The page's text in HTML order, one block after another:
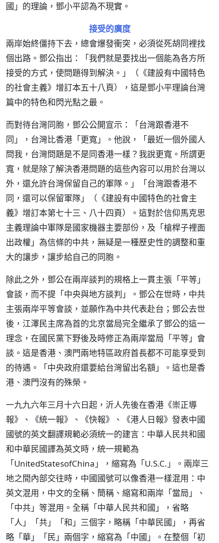
國」的理論，鄧小平認為不現實。
接受的廣度
兩岸始終僵持下去，總會爆發衝突，必須從死胡同裡找
個出路。鄧公指出：「我們就是要找出一個能為各方所
接受的方式，使問題得到解決。」（《建設有中國特色
的社會主義》增訂本五十八頁），這是鄧小平理論台灣
篇中的特色和閃光點之最。
而對待台灣同胞，鄧公公開宣示：「台灣跟香港不
同」，台灣比香港「更寬」。他說，「最近一個外國人
問我，台灣問題是不是同香港一樣？我說更寬。所謂更
寬，就是除了解決香港問題的這些內容可以用於台灣以
外，還允許台灣保留自己的軍隊。」「台灣跟香港不
同，還可以保留軍隊」（《建設有中國特色的社會主
義》增訂本第七十三、八十四頁）。這對於信仰馬克思
主義理論中軍隊是國家機器主要部份，及「槍桿子裡面
出政權」為信條的中共，無疑是一種歷史性的調整和重
大的讓步，讓步給自己的同胞。
除此之外，鄧公在兩岸談判的規格上一貫主張「平等」
會談，而不提「中央與地方談判」。鄧公在世時，中共
主張兩岸平等會談，並願作為中共代表赴台；鄧公去世
後，江澤民主席為首的北京當局完全繼承了鄧公的這一
理念，在國民黨下野後及時修正為兩岸當局「平等」會
談。這是香港、澳門兩地特區政府首長都不可能享受到
的待遇。「中央政府還要給台灣留出名額」。這也是香
港、澳門沒有的殊榮。
一九九六年三月十六日起，沂人先後在香港《崇正導
報》、《統一報》、《快報》、《港人日報》發表中國
國號的英文翻譯規範必須統一的建言：中華人民共和國
和中華民國譯為英文時，統一規範為
「UnitedStatesofChina」，縮寫為「U.S.C.」。兩岸三
地之間內部交往時，中國國號可以像香港一樣混用：中
英文混用，中文的全稱、簡稱、縮寫和兩岸「當局」、
「中共」等混用。全稱「中華人民共和國」，省略
「人」「共」「和」三個字，略稱「中華民國」，再省
略「華」「民」兩個字，縮寫為「中國」。在整個「初